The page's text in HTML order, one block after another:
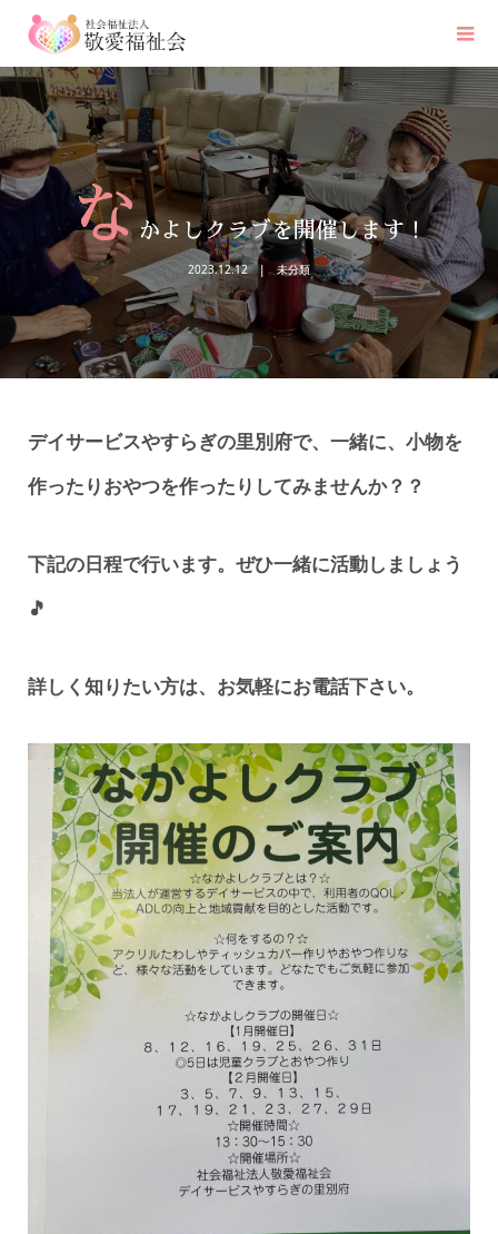
なかよしクラブを開催します！
2023.12.12 未分類
デイサービスやすらぎの里別府で、一緒に、小物を
作ったりおやつを作ったりしてみませんか？？
下記の日程で行います。ぜひ一緒に活動しましょう
🎵
詳しく知りたい方は、お気軽にお電話下さい。